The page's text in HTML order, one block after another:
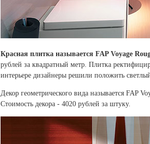
Красная плитка называется FAP Voyage
рублей за квадратный метр. Плитка
интерьере дизайнеры решили положить
Декор геометрического вида называется FAP
Стоимость декора - 4020 рублей за штуку.